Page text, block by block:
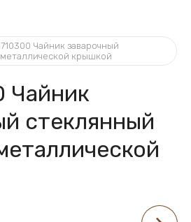
Чайник заварочный
крышкой
Чайник
стеклянный